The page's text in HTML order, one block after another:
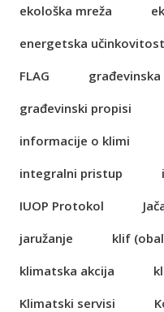
ekološka mreža
energetska učinkovitost
FLAG
građevinski propisi
informacije o klimi
integralni pristup
IUOP Protokol
jaružanje
klif
klimatska akcija
Klimatski servisi